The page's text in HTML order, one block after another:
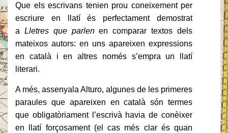
Que els escrivans tenien prou coneixement per
escriure en llatí és perfectament demostrat
a Lletres que parlenen comparar textos dels
mateixos autors: en uns apareixen expressions
en català i en altres només s’empra un llatí
literari.
A més, assenyala Alturo, algunes de les primeres
paraules que apareixen en català són termes
que obligatòriament l’escrivà havia de conèixer
en llatí forçosament (el cas més clar és quan